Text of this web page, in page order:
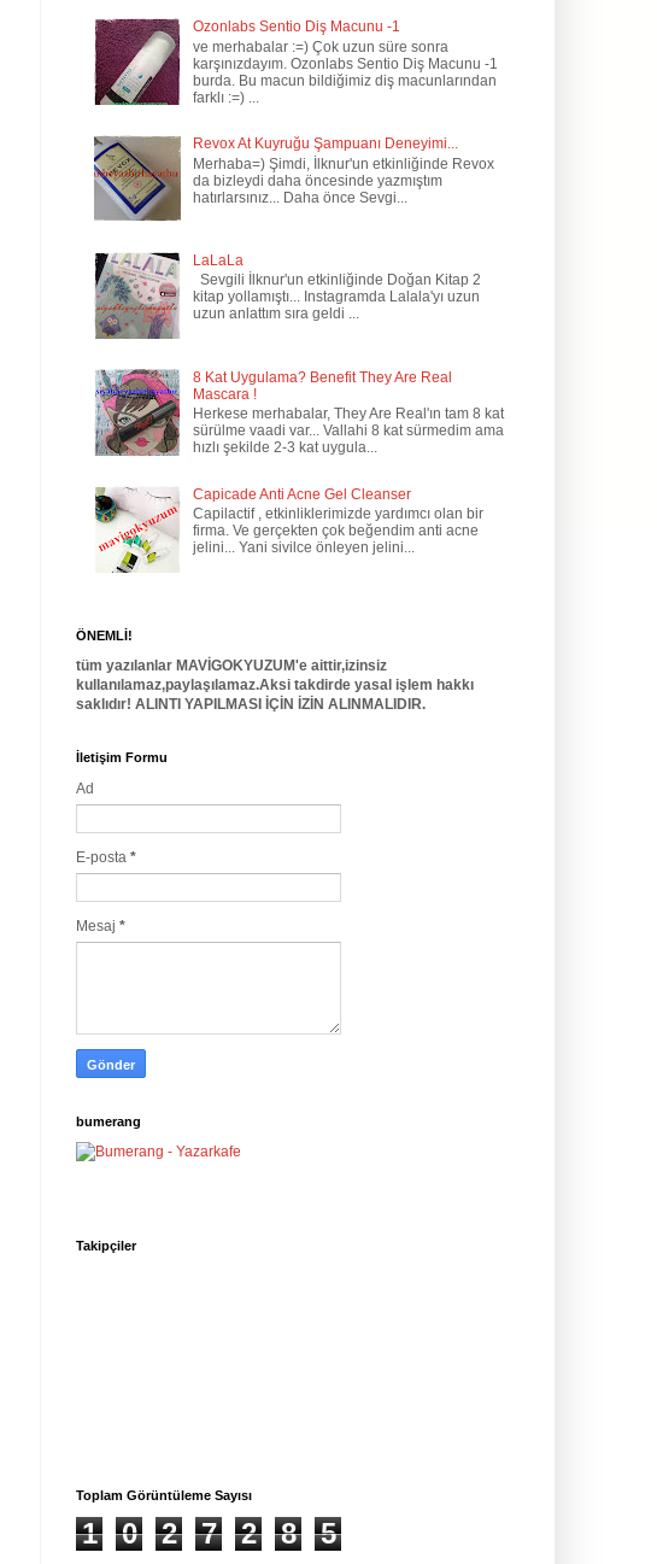
Ozonlabs Sentio Diş Macunu -1
ve merhabalar :=) Çok uzun süre sonra
karşınızdayım. Ozonlabs Sentio Diş Macunu -1
burda. Bu macun bildiğimiz diş macunlarından
farklı :=) ...
Revox At Kuyruğu Şampuanı Deneyimi...
Merhaba=) Şimdi, İlknur'un etkinliğinde Revox
da bizleydi daha öncesinde yazmıştım
hatırlarsınız... Daha önce Sevgi...
LaLaLa
Sevgili İlknur'un etkinliğinde Doğan Kitap 2
kitap yollamıştı... Instagramda Lalala'yı uzun
uzun anlattım sıra geldi ...
8 Kat Uygulama? Benefit They Are Real
Mascara !
Herkese merhabalar, They Are Real'ın tam 8 kat
sürülme vaadi var... Vallahi 8 kat sürmedim ama
hızlı şekilde 2-3 kat uygula...
Capicade Anti Acne Gel Cleanser
Capilactif , etkinliklerimizde yardımcı olan bir
firma. Ve gerçekten çok beğendim anti acne
jelini... Yani sivilce önleyen jelini...
ÖNEMLİ!
tüm yazılanlar MAVİGOKYUZUM'e aittir,izinsiz
kullanılamaz,paylaşılamaz.Aksi takdirde yasal işlem hakkı
saklıdır! ALINTI YAPILMASI İÇİN İZİN ALINMALIDIR.
İletişim Formu
Ad
E-posta *
Mesaj *
bumerang
Takipçiler
Toplam Görüntüleme Sayısı
1 0 2 7 2 8 5